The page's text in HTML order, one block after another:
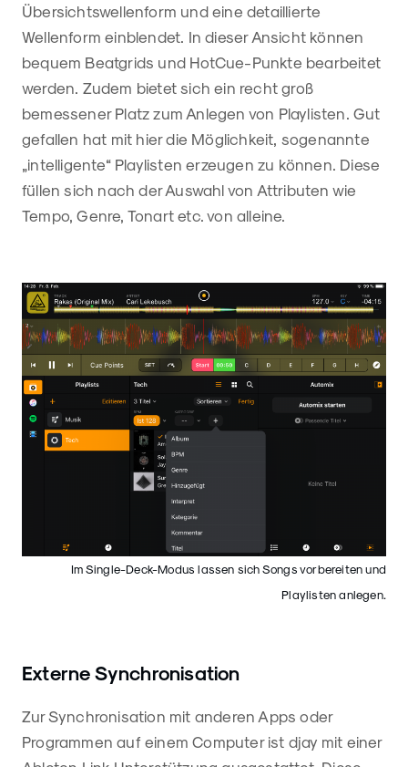
Übersichtswellenform und eine detaillierte
Wellenform einblendet. In dieser Ansicht können
bequem Beatgrids und HotCue-Punkte bearbeitet
werden. Zudem bietet sich ein recht groß
bemessener Platz zum Anlegen von Playlisten. Gut
gefallen hat mit hier die Möglichkeit, sogenannte
„intelligente“ Playlisten erzeugen zu können. Diese
füllen sich nach der Auswahl von Attributen wie
Tempo, Genre, Tonart etc. von alleine.
Im Single-Deck-Modus lassen sich Songs vorbereiten und
Playlisten anlegen.
Externe Synchronisation
Zur Synchronisation mit anderen Apps oder
Programmen auf einem Computer ist djay mit einer